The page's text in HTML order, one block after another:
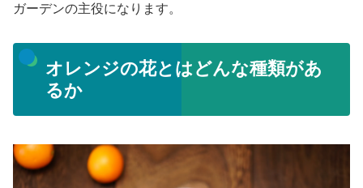
ガーデンの主役になります。
オレンジの花とはどんな種類があ
るか